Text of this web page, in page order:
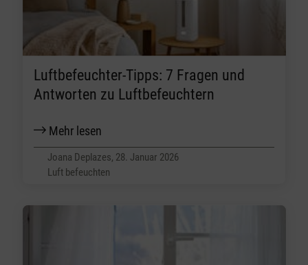
Luftbefeuchter-Tipps: 7 Fragen und
Antworten zu Luftbefeuchtern
Mehr lesen
Joana Deplazes, 28. Januar 2026
Luft befeuchten